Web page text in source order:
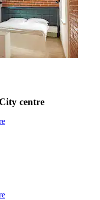
centre